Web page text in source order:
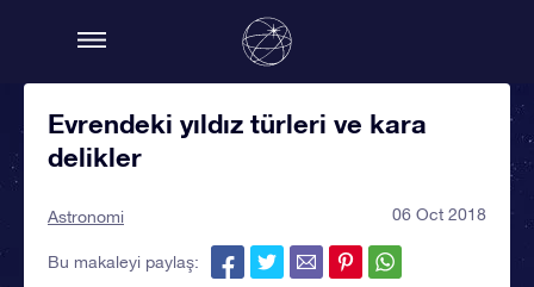
Evrendeki yıldız türleri ve kara
delikler
Astronomi 06 Oct 2018
Bu makaleyi paylaş: